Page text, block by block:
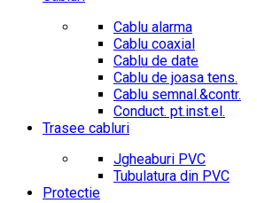
Cablu alarma
Cablu coaxial
Cablu de date
Cablu de joasa tens.
Cablu semnal.&contr.
Conduct. pt.inst.el.
Trasee cabluri
Jgheaburi PVC
Tubulatura din PVC
Protectie